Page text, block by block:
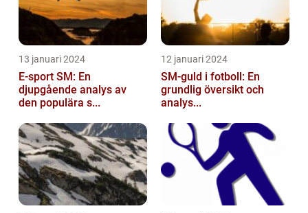
13 januari 2024
E-sport SM: En
djupgående analys av
den populära s...
12 januari 2024
SM-guld i fotboll: En
grundlig översikt och
analys...